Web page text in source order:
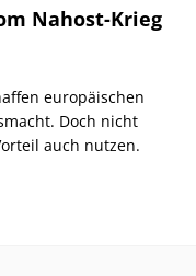
Nahost-Krieg
europäischen
Doch nicht
auch nutzen.